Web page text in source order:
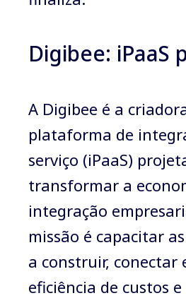
Digibee: iPaaS
A Digibee é a
plataforma de
serviço (iPaaS)
transformar a
integração
missão é capacitar
a construir, conectar
eficiência de custos